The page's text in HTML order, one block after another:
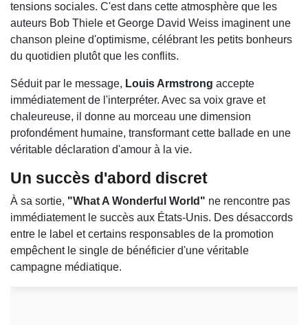
tensions sociales. C'est dans cette atmosphère que les
auteurs Bob Thiele et George David Weiss imaginent une
chanson pleine d'optimisme, célébrant les petits bonheurs
du quotidien plutôt que les conflits.
Séduit par le message, Louis Armstrong accepte
immédiatement de l'interpréter. Avec sa voix grave et
chaleureuse, il donne au morceau une dimension
profondément humaine, transformant cette ballade en une
véritable déclaration d'amour à la vie.
Un succès d'abord discret
À sa sortie, "What A Wonderful World" ne rencontre pas
immédiatement le succès aux États-Unis. Des désaccords
entre le label et certains responsables de la promotion
empêchent le single de bénéficier d'une véritable
campagne médiatique.